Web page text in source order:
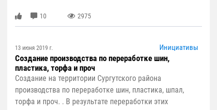
10 2975
13 июня 2019 г. Инициативы
Создание производства по переработке шин,
пластика, торфа и проч
Создание на территории Сургутского района
производства по переработке шин, пластика, шпал,
торфа и проч. . В результате переработки этих